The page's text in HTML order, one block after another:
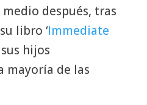
medio después, tras
libro ‘Immediate
hijos
mayoría de las